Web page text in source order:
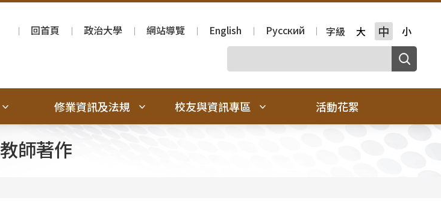
回首頁
政治大學 網站導覽 English Русский 字級 大 中 小
修業資訊及法規 校友與資訊專區 活動花絮
教師著作